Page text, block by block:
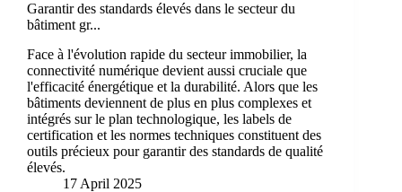
Garantir des standards élevés dans le secteur du
bâtiment gr...
Face à l'évolution rapide du secteur immobilier, la
connectivité numérique devient aussi cruciale que
l'efficacité énergétique et la durabilité. Alors que les
bâtiments deviennent de plus en plus complexes et
intégrés sur le plan technologique, les labels de
certification et les normes techniques constituent des
outils précieux pour garantir des standards de qualité
élevés.
17 April 2025